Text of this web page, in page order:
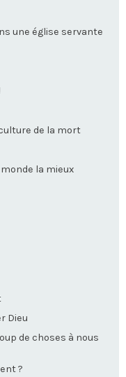
une église servante
de la mort
la mieux
Dieu
de choses à nous
?